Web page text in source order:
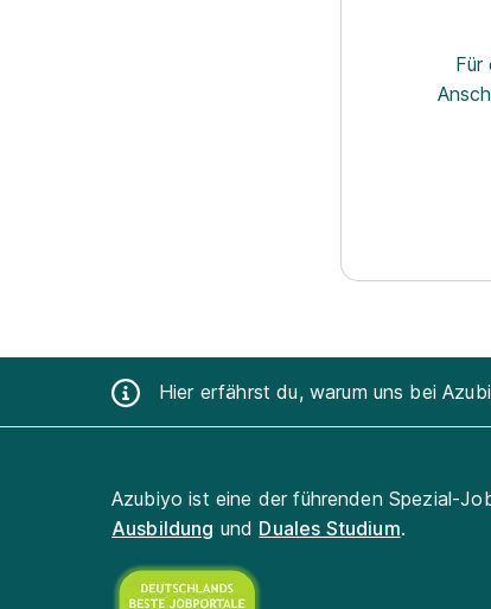
Für
Hier erfährst du, warum uns bei
Azubiyo ist eine der führenden Spezial-
Ausbildung und Duales Studium.